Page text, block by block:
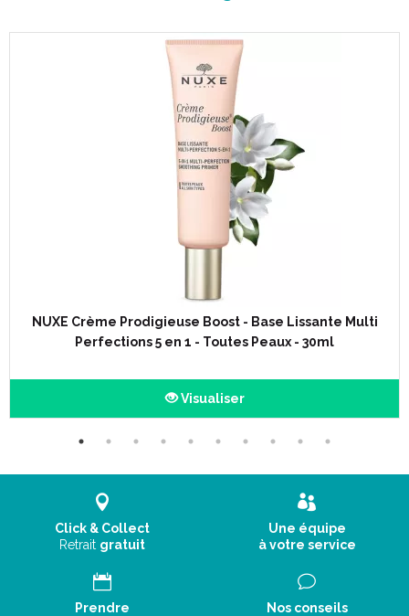
NUXE Crème Prodigieuse Boost - Base Lissante Multi
Perfections 5 en 1 - Toutes Peaux - 30ml
Visualiser
Click & Collect
Retrait gratuit
Une équipe
à votre service
Prendre
Nos conseils